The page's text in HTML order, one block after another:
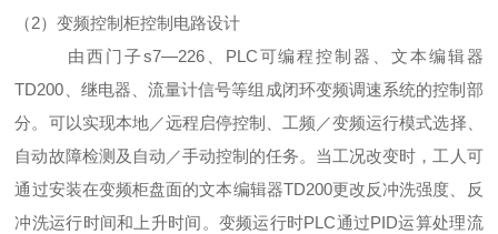
（2）变频控制柜控制电路设计
由西门子s7—226、PLC可编程控制器、文本编辑器
TD200、继电器、流量计信号等组成闭环变频调速系统的控制部
分。可以实现本地／远程启停控制、工频／变频运行模式选择、
自动故障检测及自动／手动控制的任务。当工况改变时，工人可
通过安装在变频柜盘面的文本编辑器TD200更改反冲洗强度、反
冲洗运行时间和上升时间。变频运行时PLC通过PID运算处理流